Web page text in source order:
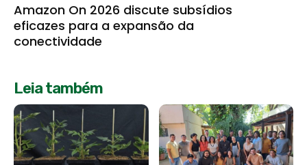
Amazon On 2026 discute subsídios
eficazes para a expansão da
conectividade
Leia também